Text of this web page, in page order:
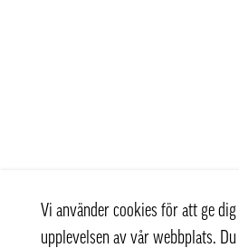
Vi använder cookies för att ge dig
upplevelsen av vår webbplats.